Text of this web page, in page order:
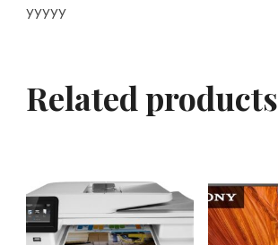
yyyyy
Related products